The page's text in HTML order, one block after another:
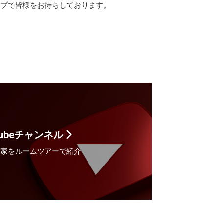
で皆様をお待ちしております。
チャンネル
をルームツアーで紹介